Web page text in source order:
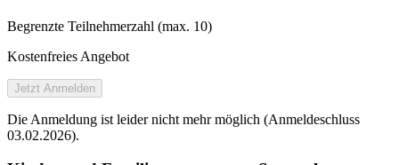
Begrenzte Teilnehmer­zahl (max. 10)
Kostenfreies Angebot
Jetzt Anmelden
Die Anmeldung ist leider nicht mehr möglich (Anmeldeschluss
03.02.2026).